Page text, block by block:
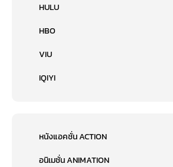
HULU
HBO
VIU
IQIYI
หนังแอคชั่น ACTION
อนิเมชั่น ANIMATION